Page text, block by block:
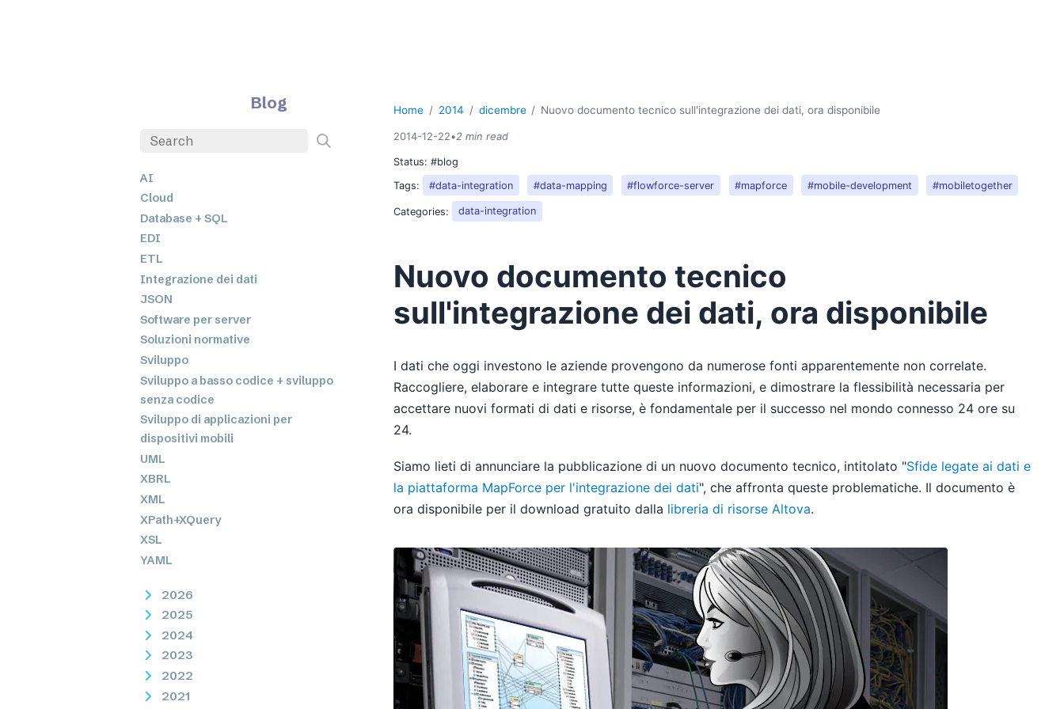
Blog
AI
Cloud
Database + SQL
EDI
ETL
Integrazione dei dati
JSON
Software per server
Soluzioni normative
Sviluppo
Sviluppo a basso codice + sviluppo
senza codice
Sviluppo di applicazioni per
dispositivi mobili
UML
XBRL
XML
XPath+XQuery
XSL
YAML
2026
2025
2024
2023
2022
2021
Home 2014 dicembre Nuovo documento tecnico sull'integrazione dei dati, ora disponibile
2014-12-22•2 min read
Status:#blog
Tags:
#data-integration #data-mapping #flowforce-server #mapforce #mobile-development #mobiletogether
Categories: data-integration
Nuovo documento tecnico
sull'integrazione dei dati, ora disponibile
I dati che oggi investono le aziende provengono da numerose fonti apparentemente non correlate.
Raccogliere, elaborare e integrare tutte queste informazioni, e dimostrare la flessibilità necessaria per
accettare nuovi formati di dati e risorse, è fondamentale per il successo nel mondo connesso 24 ore su
24.
Siamo lieti di annunciare la pubblicazione di un nuovo documento tecnico, intitolato "Sfide legate ai dati e
la piattaforma MapForce per l'integrazione dei dati", che affronta queste problematiche. Il documento è
ora disponibile per il download gratuito dalla libreria di risorse Altova.